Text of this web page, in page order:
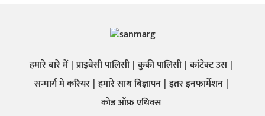
हमारे बारे में प्राइवेसी पालिसी कुकी पालिसी कांटेक्ट उस
सन्मार्ग में करियर हमारे साथ बिज्ञापन इतर इनफार्मेशन
कोड ऑफ़ एथिक्स